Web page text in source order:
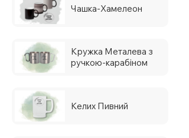
Чашка-Хамелеон
Кружка Металева з
ручкою-карабіном
Келих Пивний